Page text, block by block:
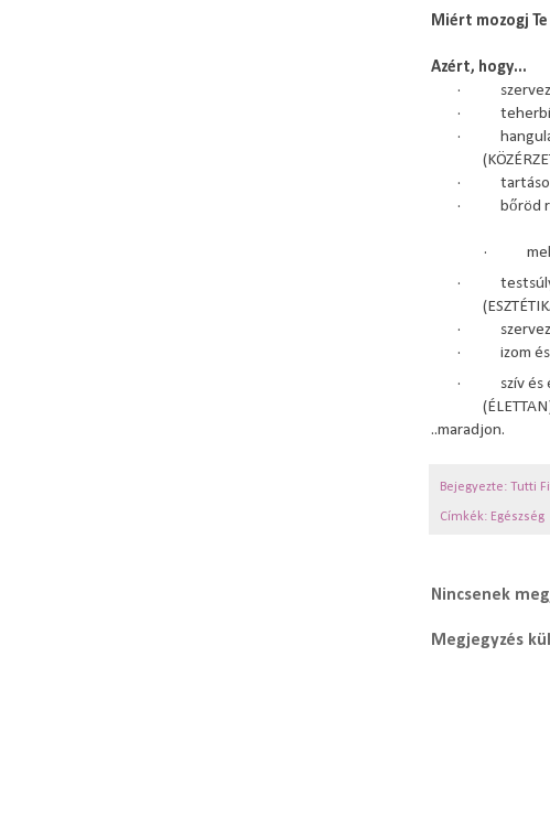
Miért mozogj Te
Azért, hogy...
·
·
·
·
·
bőröd
·
·
·
·
izom
·
szív
..maradjon.
Bejegyezte: Tutti
Címkék: Egészség
Nincsenek
Megjegyzés